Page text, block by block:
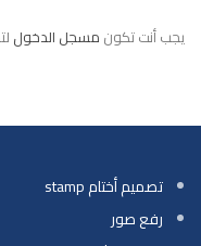
يجب أنت تكون مسجل الدخول
تصميم أختام stamp
رفع صور